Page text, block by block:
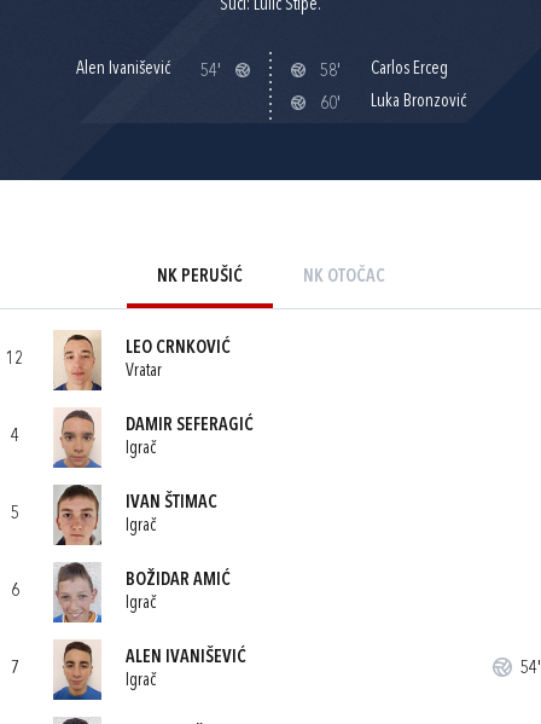
Suci: Lulić Stipe.
Alen Ivanišević 54' 58'
Carlos Erceg
60'
Luka Bronzović
NK PERUŠIĆ NK OTOČAC
12
LEO CRNKOVIĆ
Vratar
4
DAMIR SEFERAGIĆ
Igrač
5
IVAN ŠTIMAC
Igrač
6
BOŽIDAR AMIĆ
Igrač
7
ALEN IVANIŠEVIĆ
Igrač
54'